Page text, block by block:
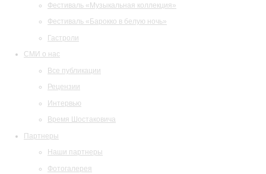
Фестиваль «Музыкальная коллекция»
Фестиваль «Барокко в белую ночь»
Гастроли
СМИ о нас
Все публикации
Рецензии
Интервью
Время Шостаковича
Партнеры
Наши партнеры
Фотогалерея